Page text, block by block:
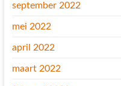
september 2022
mei 2022
april 2022
maart 2022